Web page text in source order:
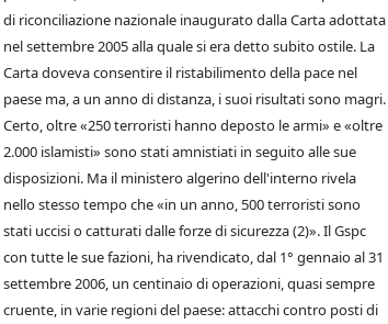
di riconciliazione nazionale inaugurato dalla Carta adottata
nel settembre 2005 alla quale si era detto subito ostile. La
Carta doveva consentire il ristabilimento della pace nel
paese ma, a un anno di distanza, i suoi risultati sono magri.
Certo, oltre «250 terroristi hanno deposto le armi» e «oltre
2.000 islamisti» sono stati amnistiati in seguito alle sue
disposizioni. Ma il ministero algerino dell'interno rivela
nello stesso tempo che «in un anno, 500 terroristi sono
stati uccisi o catturati dalle forze di sicurezza (2)». Il Gspc
con tutte le sue fazioni, ha rivendicato, dal 1° gennaio al 31
settembre 2006, un centinaio di operazioni, quasi sempre
cruente, in varie regioni del paese: attacchi contro posti di